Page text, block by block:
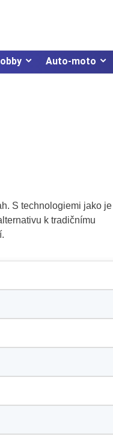
Auto-moto
S technologiemi jako je
k tradičnímu